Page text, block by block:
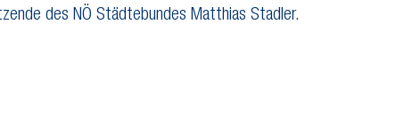
des NÖ Städtebundes Matthias Stadler.